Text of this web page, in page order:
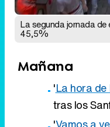
La hora de
tras los
12,4% para '
'Al rojo vivo